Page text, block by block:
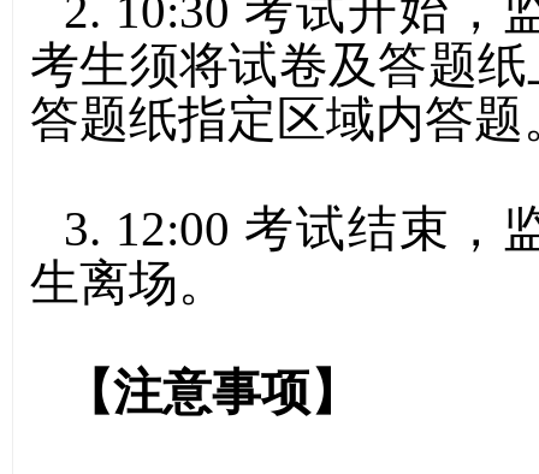
2. 10:30 考试开始，
考生须将试卷及答题
答题纸指定区域内答题
3. 12:00 考试结束，
生离场。
【注意事项】